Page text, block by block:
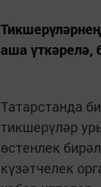
аша үткәрелә,
Татарстанда
тикшерүләр
өстенлек
күзәтчелек